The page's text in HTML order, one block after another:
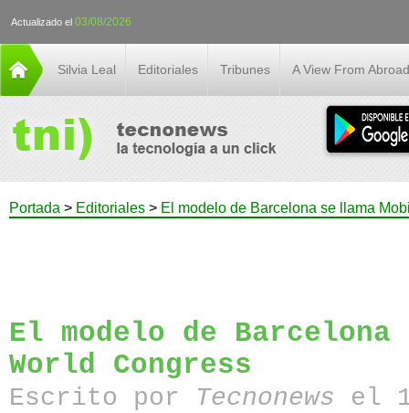
Actualizado el 03/08/2026
Silvia Leal Editoriales Tribunes A View From Abroad
Portada > Editoriales > El modelo de Barcelona se llama
El modelo de
World Congress
Escrito por Tecnonews el